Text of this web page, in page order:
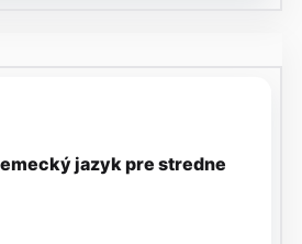
jazyk pre stredne